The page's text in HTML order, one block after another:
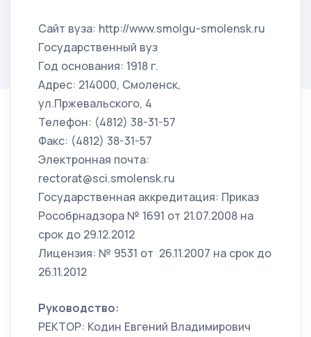
Сайт вуза: http://www.smolgu-smolensk.ru
Государственный вуз
Год основания: 1918 г.
Адрес: 214000, Смоленск,
ул.Пржевальского, 4
Телефон: (4812) 38-31-57
Факс: (4812) 38-31-57
Электронная почта:
rectorat@sci.smolensk.ru
Государственная аккредитация: Приказ
Рособрнадзора № 1691 от 21.07.2008 на
срок до 29.12.2012
Лицензия: № 9531 от 26.11.2007 на срок до
26.11.2012
Руководство:
РЕКТОР: Кодин Евгений Владимирович